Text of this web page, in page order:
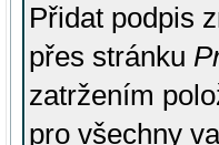
Přidat podpis
přes stránku
zatržením
pro všechny